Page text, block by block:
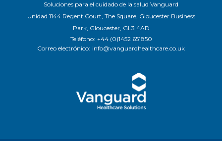
Soluciones para el cuidado de la salud Vanguard
Unidad 1144 Regent Court, The Square, Gloucester Business
Park, Gloucester, GL3 4AD
Teléfono: +44 (0)1452 651850
Correo electrónico: info@vanguardhealthcare.co.uk